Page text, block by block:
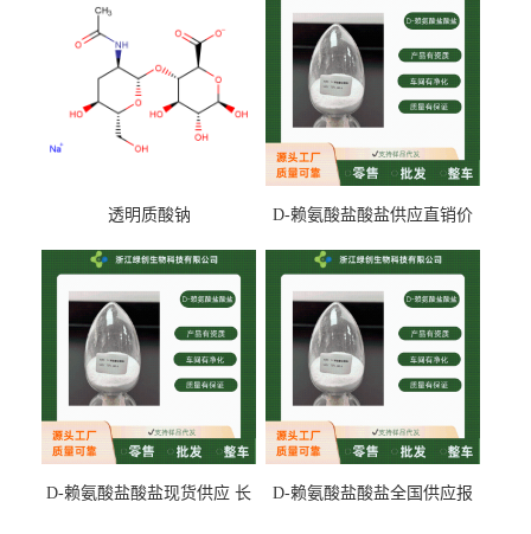
透明质酸钠
D-赖氨酸盐酸盐供应直销价
D-赖氨酸盐酸盐现货供应 长
D-赖氨酸盐酸盐全国供应报